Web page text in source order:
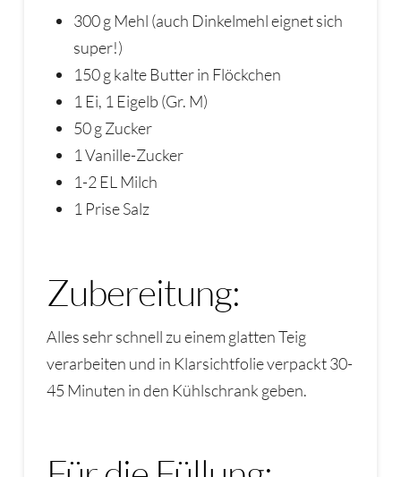
300 g Mehl (auch Dinkelmehl eignet sich
super!)
150 g kalte Butter in Flöckchen
1 Ei, 1 Eigelb (Gr. M)
50 g Zucker
1 Vanille-Zucker
1-2 EL Milch
1 Prise Salz
Zubereitung:
Alles sehr schnell zu einem glatten Teig
verarbeiten und in Klarsichtfolie verpackt 30-
45 Minuten in den Kühlschrank geben.